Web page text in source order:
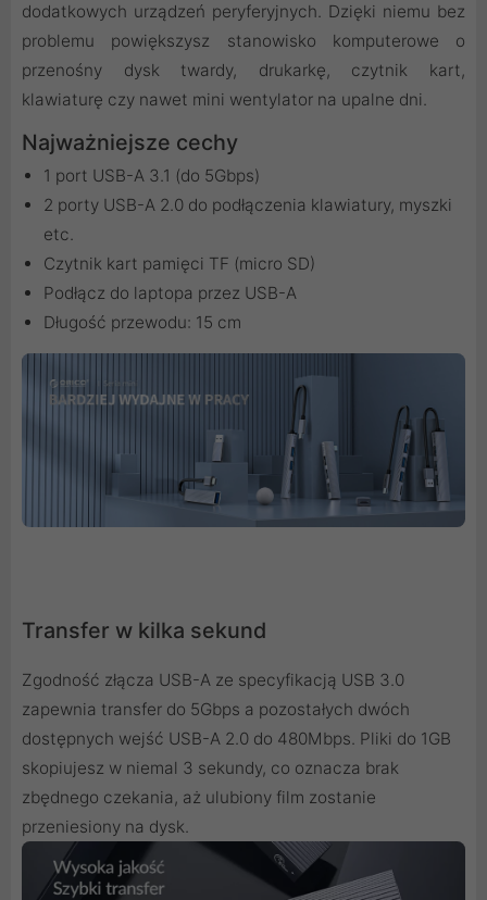
dodatkowych urządzeń peryferyjnych. Dzięki niemu bez
problemu powiększysz stanowisko komputerowe o
przenośny dysk twardy, drukarkę, czytnik kart,
klawiaturę czy nawet mini wentylator na upalne dni.
Najważniejsze cechy
1 port USB-A 3.1 (do 5Gbps)
2 porty USB-A 2.0 do podłączenia klawiatury, myszki
etc.
Czytnik kart pamięci TF (micro SD)
Podłącz do laptopa przez USB-A
Długość przewodu: 15 cm
Transfer w kilka sekund
Zgodność złącza USB-A ze specyfikacją USB 3.0
zapewnia transfer do 5Gbps a pozostałych dwóch
dostępnych wejść USB-A 2.0 do 480Mbps. Pliki do 1GB
skopiujesz w niemal 3 sekundy, co oznacza brak
zbędnego czekania, aż ulubiony film zostanie
przeniesiony na dysk.